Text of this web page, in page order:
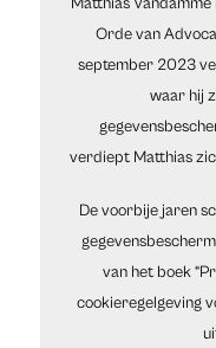
Orde van
september 2023
waar hij
verdiept Matthias
De voorbije jaren
van het boek
cookieregelgeving